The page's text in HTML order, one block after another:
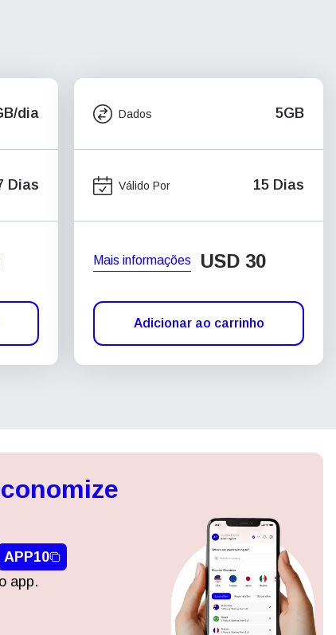
dia
Dias
Dados 5GB
Válido Por 15 Dias
Mais informações USD 30
Adicionar ao carrinho
APP10
app.